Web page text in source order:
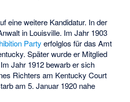
eine weitere Kandidatur. In der
in Louisville. Im Jahr 1903
Party erfolglos für das Amt
Später wurde er Mitglied
Jahr 1912 bewarb er sich
Richters am Kentucky Court
am 5. Januar 1920 nahe